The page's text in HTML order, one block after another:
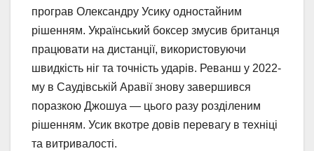
програв Олександру Усику одностайним
рішенням. Український боксер змусив британця
працювати на дистанції, використовуючи
швидкість ніг та точність ударів. Реванш у 2022-
му в Саудівській Аравії знову завершився
поразкою Джошуа — цього разу розділеним
рішенням. Усик вкотре довів перевагу в техніці
та витривалості.